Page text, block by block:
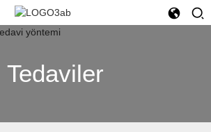
Tedaviler